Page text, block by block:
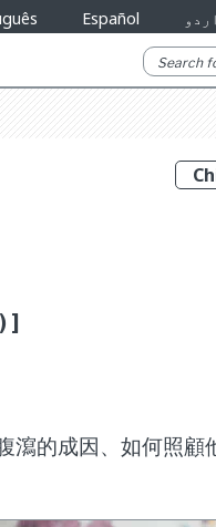
Español اردو
]
瀉的成因、如何照顧